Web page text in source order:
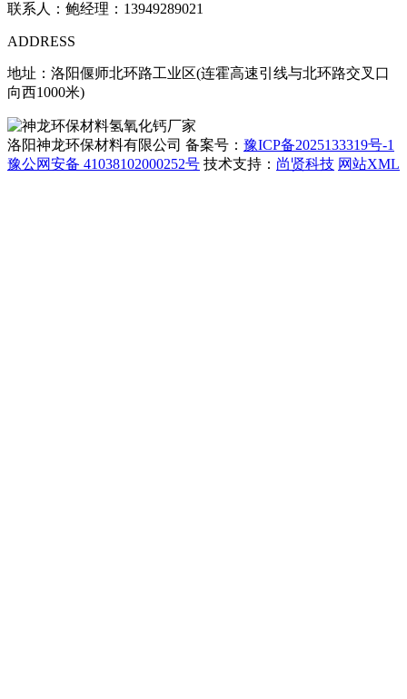
联系人：鲍经理：13949289021
ADDRESS
地址：洛阳偃师北环路工业区(连霍高速引线与北环路交叉口
向西1000米)
洛阳神龙环保材料有限公司 备案号： 豫ICP备2025133319号-1
豫公网安备 41038102000252号 技术支持： 尚贤科技 网站XML